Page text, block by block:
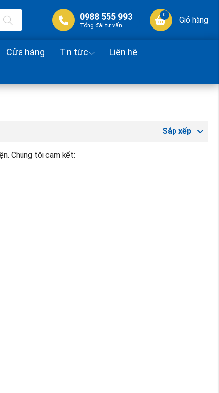
0988 555 993
Tổng đài tư vấn
0
Giỏ hàng
Cửa hàng Tin tức Liên hệ
Sắp xếp
Chúng tôi cam kết: